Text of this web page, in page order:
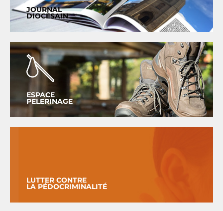
JOURNAL
DIOCÈSAIN
ESPACE
PELERINAGE
LUTTER CONTRE
LA PÉDOCRIMINALITÉ